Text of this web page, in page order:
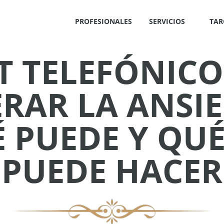
PROFESIONALES SERVICIOS
LA
PUEDE Y
PUEDE HACER